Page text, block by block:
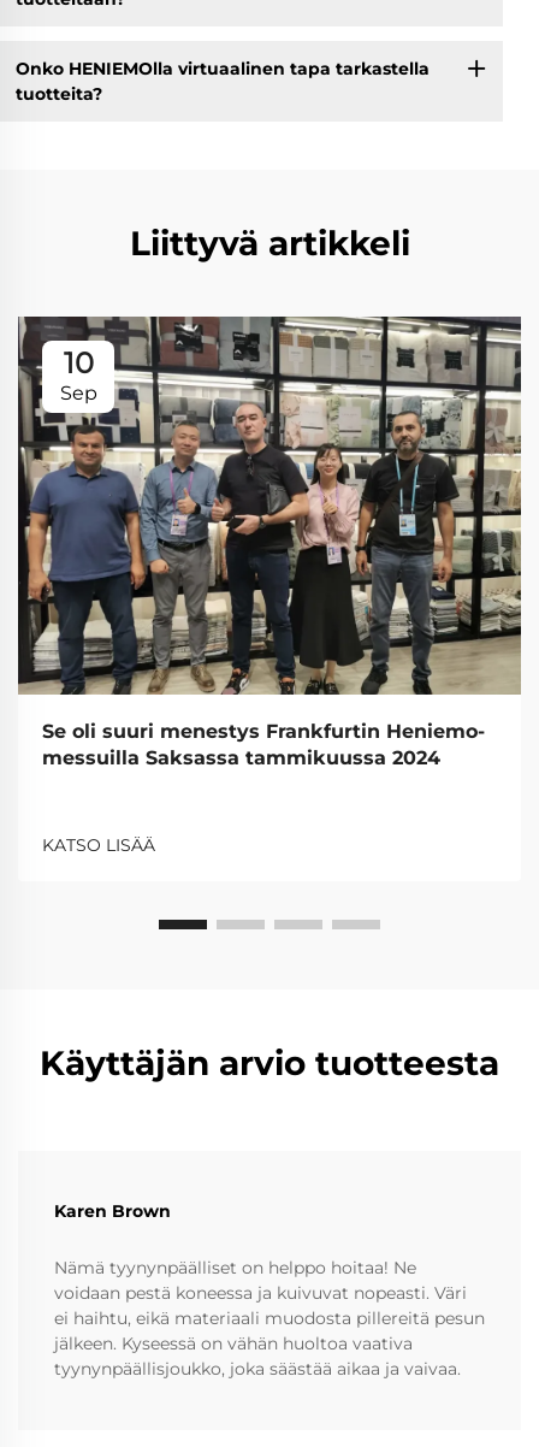
Onko HENIEMOlla virtuaalinen tapa tarkastella
tuotteita?
Liittyvä artikkeli
10
Sep
Se oli suuri menestys Frankfurtin Heniemo-
messuilla Saksassa tammikuussa 2024
KATSO LISÄÄ
Käyttäjän arvio tuotteesta
Karen Brown
Nämä tyynynpäälliset on helppo hoitaa! Ne
voidaan pestä koneessa ja kuivuvat nopeasti. Väri
ei haihtu, eikä materiaali muodosta pillereitä pesun
jälkeen. Kyseessä on vähän huoltoa vaativa
tyynynpäällisjoukko, joka säästää aikaa ja vaivaa.